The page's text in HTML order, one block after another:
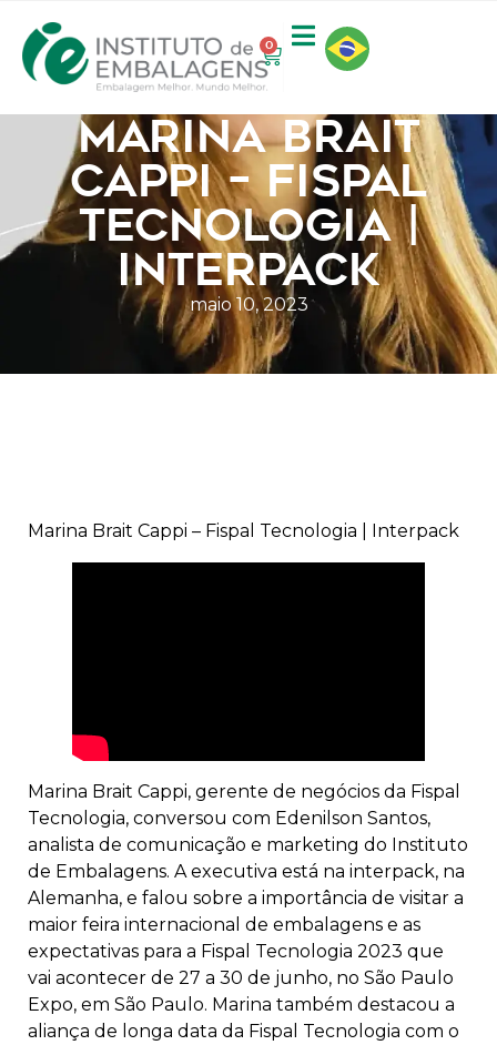
0
MARINA BRAIT
CAPPI – FISPAL
TECNOLOGIA |
INTERPACK
maio 10, 2023
Marina Brait Cappi – Fispal Tecnologia | Interpack
Marina Brait Cappi, gerente de negócios da Fispal
Tecnologia, conversou com Edenilson Santos,
analista de comunicação e marketing do Instituto
de Embalagens. A executiva está na interpack, na
Alemanha, e falou sobre a importância de visitar a
maior feira internacional de embalagens e as
expectativas para a Fispal Tecnologia 2023 que
vai acontecer de 27 a 30 de junho, no São Paulo
Expo, em São Paulo. Marina também destacou a
aliança de longa data da Fispal Tecnologia com o